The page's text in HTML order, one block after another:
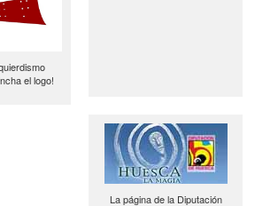
el logo!
La página de la Diputación